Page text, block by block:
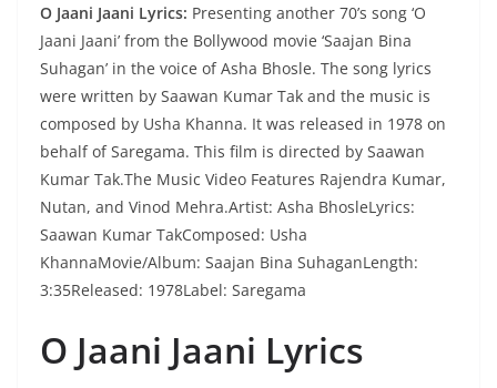
O Jaani Jaani Lyrics: Presenting another 70’s song ‘O
Jaani Jaani’ from the Bollywood movie ‘Saajan Bina
Suhagan’ in the voice of Asha Bhosle. The song lyrics
were written by Saawan Kumar Tak and the music is
composed by Usha Khanna. It was released in 1978 on
behalf of Saregama. This film is directed by Saawan
Kumar Tak.The Music Video Features Rajendra Kumar,
Nutan, and Vinod Mehra.Artist: Asha BhosleLyrics:
Saawan Kumar TakComposed: Usha
KhannaMovie/Album: Saajan Bina SuhaganLength:
3:35Released: 1978Label: Saregama
O Jaani Jaani Lyrics